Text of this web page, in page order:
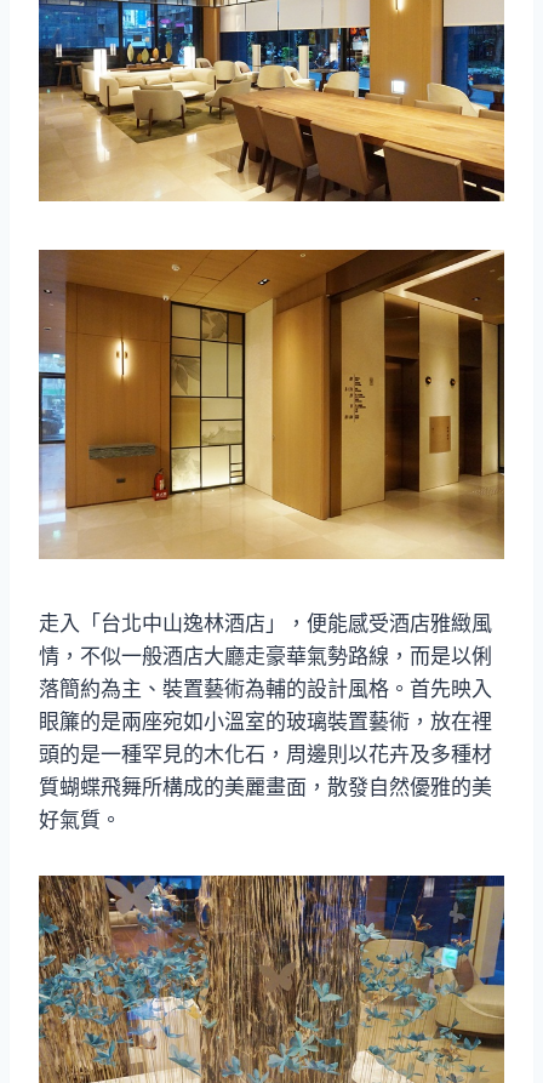
走入「台北中山逸林酒店」，便能感受酒店雅緻風
情，不似一般酒店大廳走豪華氣勢路線，而是以俐
落簡約為主、裝置藝術為輔的設計風格。首先映入
眼簾的是兩座宛如小溫室的玻璃裝置藝術，放在裡
頭的是一種罕見的木化石，周邊則以花卉及多種材
質蝴蝶飛舞所構成的美麗畫面，散發自然優雅的美
好氣質。